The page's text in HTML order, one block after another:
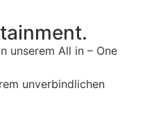
unserem All in – One
unverbindlichen